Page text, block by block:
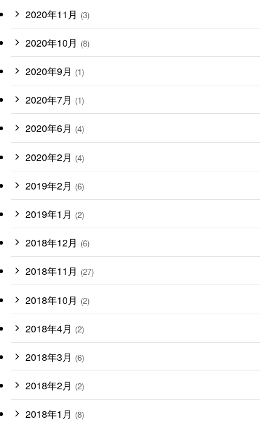
2020年11月 (3)
2020年10月 (8)
2020年9月 (1)
2020年7月 (1)
2020年6月 (4)
2020年2月 (4)
2019年2月 (6)
2019年1月 (2)
2018年12月 (6)
2018年11月 (27)
2018年10月 (2)
2018年4月 (2)
2018年3月 (6)
2018年2月 (2)
2018年1月 (8)